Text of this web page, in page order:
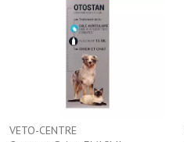
VETO-CENTRE